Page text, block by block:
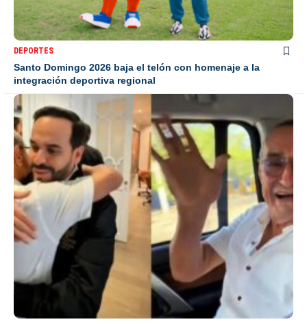
DEPORTES
Santo Domingo 2026 baja el telón con homenaje a la
integración deportiva regional